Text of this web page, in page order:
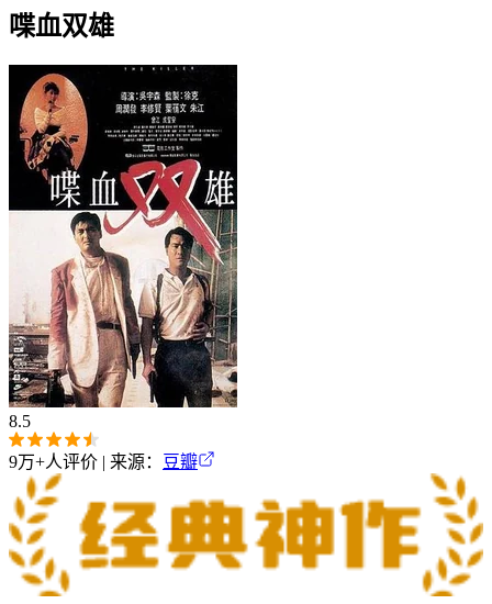
喋血双雄
8.5
9万+人评价 | 来源： 豆瓣